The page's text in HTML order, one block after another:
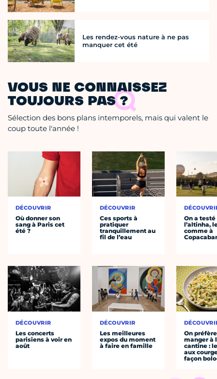
Les rendez-vous nature à ne pas
manquer cet été
VOUS NE CONNAISSEZ
TOUJOURS PAS ?
Sélection des bons plans intemporels, mais qui valent le
coup toute l'année !
DÉCOUVRIR
Où donner son
sang à Paris cet
été ?
DÉCOUVRIR
Les concerts
parisiens à voir en
août
DÉCOUVRIR
Ces sports à
pratiquer
tranquillement au
fil de l’eau
DÉCOUVRIR
Les meilleures
expos du moment
à faire en famille
On a testé
l’altinha,
comme à
On préfère
manger à
cantine :
aux
façon